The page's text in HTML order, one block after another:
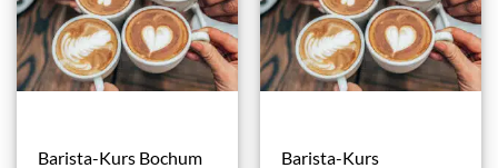
Barista-Kurs Bochum
Barista-Kurs